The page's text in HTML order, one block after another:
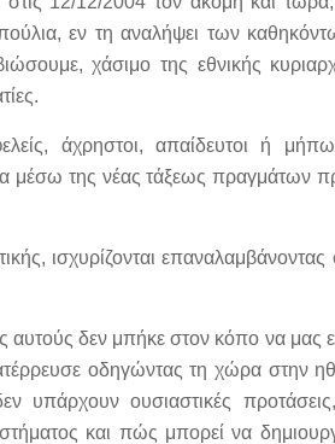
εν τη αναλήψει των
χάσιμο της εθνικής
άχρηστοι, απαίδευτοι ή
μέσω της νέας τάξεως πραγμάτων
ισχυρίζονται
δεν μπήκε στον κόπο να μας
οδηγώντας τη χώρα στην
υπάρχουν ουσιαστικές
και πώς μπορεί να